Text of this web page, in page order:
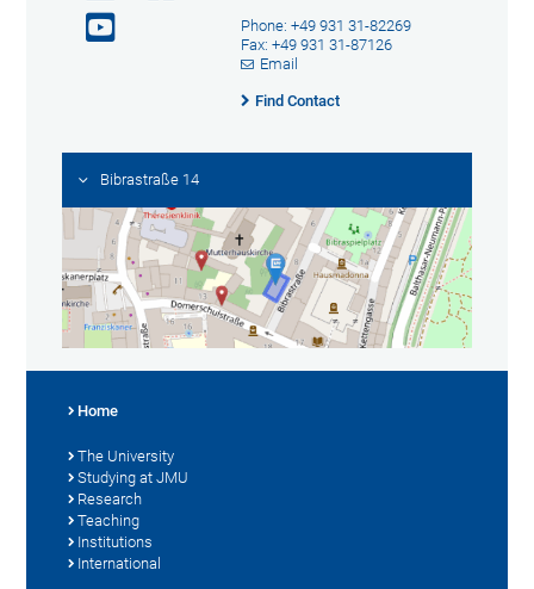
Phone: +49 931 31-82269
Fax: +49 931 31-87126
Email
Find Contact
Bibrastraße 14
Home
The University
Studying at JMU
Research
Teaching
Institutions
International